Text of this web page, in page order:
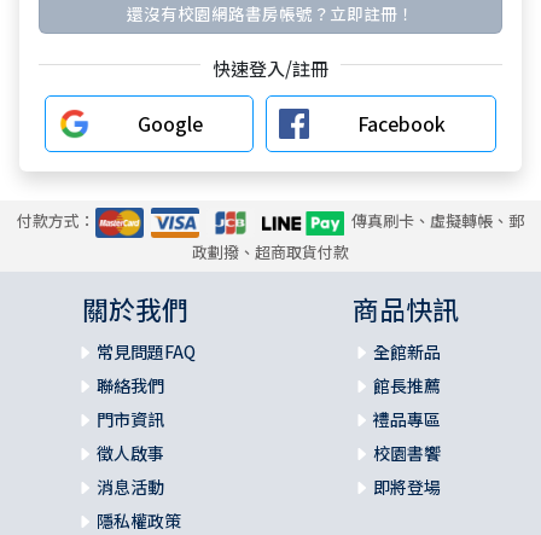
還沒有校園網路書房帳號？立即註冊！
快速登入/註冊
Google Facebook
付款方式：
傳真刷卡、虛擬轉帳、郵
政劃撥、超商取貨付款
關於我們
常見問題FAQ
聯絡我們
門市資訊
徵人啟事
消息活動
隱私權政策
商品快訊
全館新品
館長推薦
禮品專區
校園書饗
即將登場